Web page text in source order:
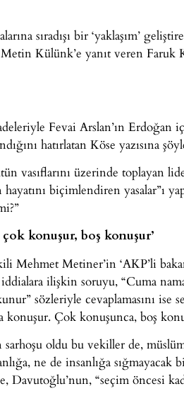
sıradışı bir ‘yaklaşım’
Külünk’e yanıt veren Faruk
Fevai Arslan’ın Erdoğan
hatırlatan Köse yazısına
vasıflarını üzerinde toplayan
biçimlendiren yasalar”ı
konuşur, boş konuşur’
Mehmet Metiner’in ‘AKP’li
iddialara ilişkin soruyu, “Cuma
sözleriyle cevaplamasını
Çok konuşunca, boş
oldu bu vekiller de,
ne de insanlığa
Davutoğlu’nun, “seçim öncesi